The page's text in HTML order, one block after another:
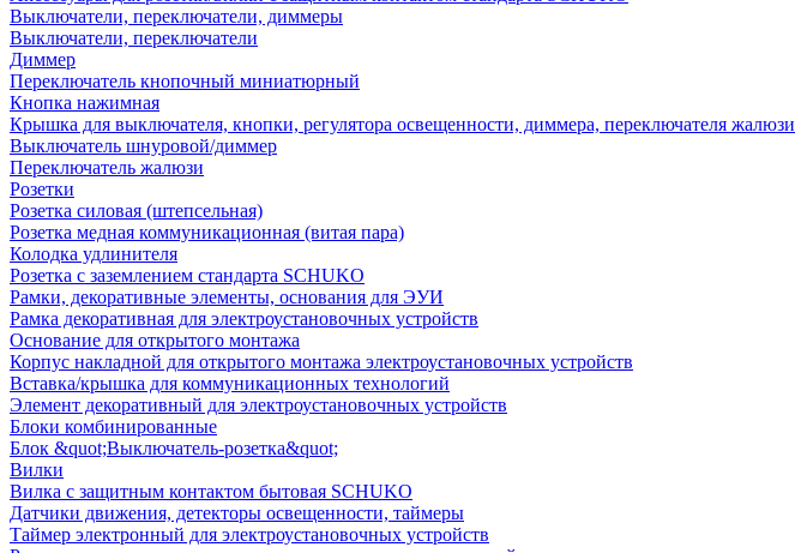
Выключатели, переключатели, диммеры
Выключатели, переключатели
Диммер
Переключатель кнопочный миниатюрный
Кнопка нажимная
Крышка для выключателя, кнопки, регулятора освещенности, диммера, переключателя жалюзи
Выключатель шнуровой/диммер
Переключатель жалюзи
Розетки
Розетка силовая (штепсельная)
Розетка медная коммуникационная (витая пара)
Колодка удлинителя
Розетка с заземлением стандарта SCHUKO
Рамки, декоративные элементы, основания для ЭУИ
Рамка декоративная для электроустановочных устройств
Основание для открытого монтажа
Корпус накладной для открытого монтажа электроустановочных устройств
Вставка/крышка для коммуникационных технологий
Элемент декоративный для электроустановочных устройств
Блоки комбинированные
Блок &quot;Выключатель-розетка&quot;
Вилки
Вилка с защитным контактом бытовая SCHUKO
Датчики движения, детекторы освещенности, таймеры
Таймер электронный для электроустановочных устройств